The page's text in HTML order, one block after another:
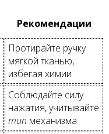
Рекомендации
Протирайте ручку
мягкой тканью,
избегая химии
Соблюдайте силу
нажатия, учитывайте
тип механизма